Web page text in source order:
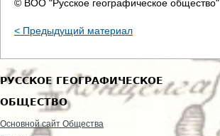
© ВОО "Русское географическое общество"
< Предыдущий материал
РУССКОЕ ГЕОГРАФИЧЕСКОЕ
ОБЩЕСТВО
Основной сайт Общества